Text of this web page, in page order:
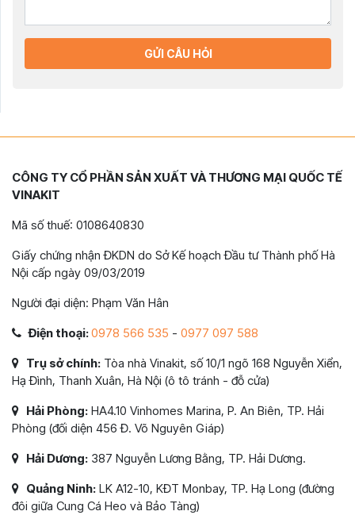
GỬI CÂU HỎI
CÔNG TY CỔ PHẦN SẢN XUẤT VÀ THƯƠNG MẠI QUỐC TẾ
VINAKIT
Mã số thuế: 0108640830
Giấy chứng nhận ĐKDN do Sở Kế hoạch Đầu tư Thành phố Hà
Nội cấp ngày 09/03/2019
Người đại diện: Phạm Văn Hân
Điện thoại:0978 566 535 - 0977 097 588
Trụ sở chính: Tòa nhà Vinakit, số 10/1 ngõ 168 Nguyễn Xiển,
Hạ Đình, Thanh Xuân, Hà Nội (ô tô tránh - đỗ cửa)
Hải Phòng: HA4.10 Vinhomes Marina, P. An Biên, TP. Hải
Phòng (đối diện 456 Đ. Võ Nguyên Giáp)
Hải Dương: 387 Nguyễn Lương Bằng, TP. Hải Dương.
Quảng Ninh: LK A12-10, KĐT Monbay, TP. Hạ Long (đường
đôi giữa Cung Cá Heo và Bảo Tàng)